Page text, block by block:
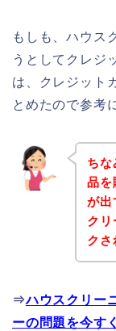
もしも、ハウス
うとしてクレジ
は、クレジット
とめたので参考
ちな
品を
が出
クリ
クさ
⇒ハウスクリー
ーの問題を今す